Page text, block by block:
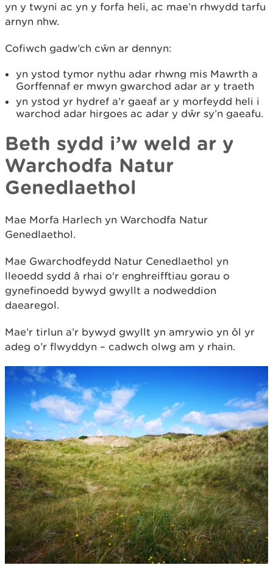
yn y twyni ac yn y forfa heli, ac mae’n rhwydd tarfu
arnyn nhw.
Cofiwch gadw’ch cŵn ar dennyn:
yn ystod tymor nythu adar rhwng mis Mawrth a
Gorffennaf er mwyn gwarchod adar ar y traeth
yn ystod yr hydref a’r gaeaf ar y morfeydd heli i
warchod adar hirgoes ac adar y dŵr sy’n gaeafu.
Beth sydd i’w weld ar y
Warchodfa Natur
Genedlaethol
Mae Morfa Harlech yn Warchodfa Natur
Genedlaethol.
Mae Gwarchodfeydd Natur Cenedlaethol yn
lleoedd sydd â rhai o'r enghreifftiau gorau o
gynefinoedd bywyd gwyllt a nodweddion
daearegol.
Mae’r tirlun a’r bywyd gwyllt yn amrywio yn ôl yr
adeg o’r flwyddyn – cadwch olwg am y rhain.